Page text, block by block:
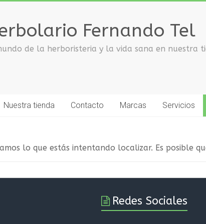
Fernando Tel
de la herboristeria y la vida sana en nuestra
Nuestra tienda Contacto Marcas Servicios
lo que estás intentando localizar. Es posible
Redes Sociales